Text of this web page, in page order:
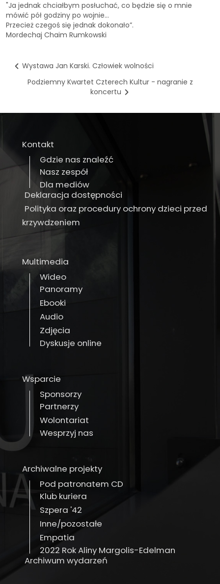
"Ja jednak chciałbym posłuchać, co będzie się o mnie
mówić pół godziny po wojnie…
Przecież czegoś się jednak dokonało”.
Mordechaj Chaim Rumkowski
Wystawa Jan Karski. Człowiek wolności
Podziemny Kwartet Czterech Kultur - nagranie z
koncertu
Kontakt
Gdzie nas znaleźć
Nasz zespół
Dla mediów
Deklaracja dostępności
Polityka oraz procedury ochrony dzieci przed
krzywdzeniem
Multimedia
Wideo
Panoramy
Ebooki
Audio
Zdjęcia
Dyskusje online
Wsparcie
Sponsorzy
Partnerzy
Wolontariat
Wesprzyj nas
Archiwalne projekty
Pod patronatem CD
Klub kuriera
Szpera '42
Inne/pozostałe
Empatia
2022 Rok Aliny Margolis-Edelman
Archiwum wydarzeń